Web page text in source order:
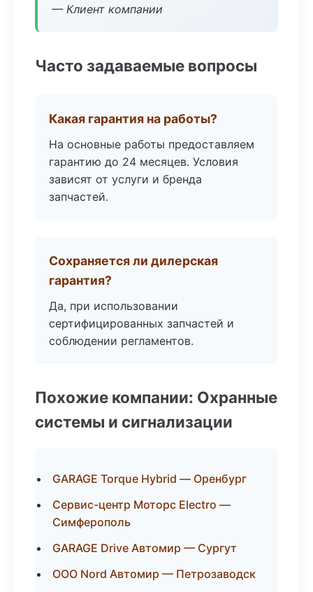
— Клиент компании
Часто задаваемые вопросы
Какая гарантия на работы?
На основные работы предоставляем
гарантию до 24 месяцев. Условия
зависят от услуги и бренда
запчастей.
Сохраняется ли дилерская
гарантия?
Да, при использовании
сертифицированных запчастей и
соблюдении регламентов.
Похожие компании: Охранные
системы и сигнализации
GARAGE Torque Hybrid — Оренбург
Сервис-центр Моторс Electro —
Симферополь
GARAGE Drive Автомир — Сургут
ООО Nord Автомир — Петрозаводск